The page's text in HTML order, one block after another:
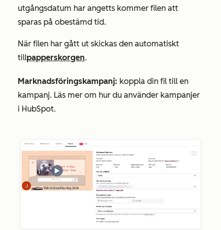
utgångsdatum har angetts kommer filen att
sparas på obestämd tid.
När filen har gått ut skickas den automatiskt
tillpapperskorgen.
Marknadsföringskampanj: koppla din fil till en
kampanj. Läs mer om hur du använder kampanjer
i HubSpot.